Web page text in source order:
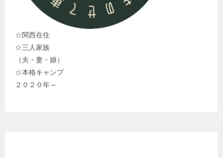
☆関西在住
☆三人家族
（夫・妻・娘）
☆本格キャンプ
２０２０年～